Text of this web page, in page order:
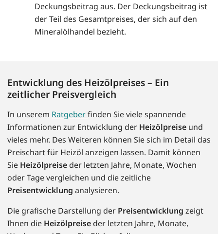
Deckungsbeitrag aus. Der Deckungsbeitrag ist
der Teil des Gesamtpreises, der sich auf den
Mineralölhandel bezieht.
Entwicklung des Heizölpreises – Ein
zeitlicher Preisvergleich
In unserem Ratgeberfinden Sie viele spannende
Informationen zur Entwicklung der Heizölpreise und
vieles mehr. Des Weiteren können Sie sich im Detail das
Preischart für Heizöl anzeigen lassen. Damit können
Sie Heizölpreise der letzten Jahre, Monate, Wochen
oder Tage vergleichen und die zeitliche
Preisentwicklung analysieren.
Die grafische Darstellung der Preisentwicklung zeigt
Ihnen die Heizölpreise der letzten Jahre, Monate,